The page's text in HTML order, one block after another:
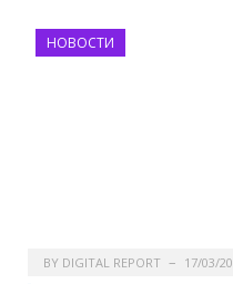
НОВОСТИ
BY DIGITAL REPORT 17/03/